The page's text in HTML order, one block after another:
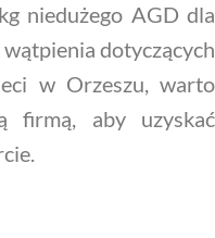
niedużego AGD dla
dotyczących
w Orzeszu, warto
firmą, aby uzyskać